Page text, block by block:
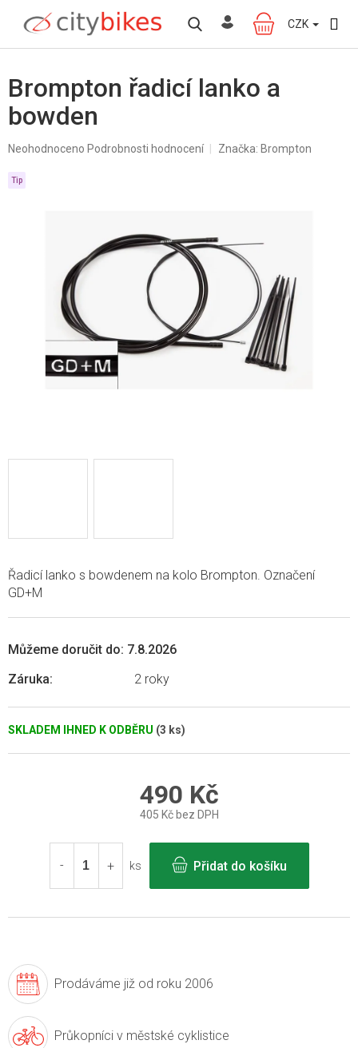
obsah
NÁKUPNÍ
KOŠÍK
CZK
Brompton řadicí lanko a
bowden
Průměrné
produktu
Neohodnoceno Podrobnosti hodnocení Značka: Brompton
Tip
SKLADEM IHNED K ODBĚRU (3 ks)
Můžeme doručit do: 7.8.2026
Záruka: 2 roky
Řadicí lanko s bowdenem na kolo Brompton. Označení
GD+M
490 Kč
405 Kč bez DPH
cena:
ks
Přidat do košíku
Prodáváme již od roku 2006
Průkopníci v městské cyklistice